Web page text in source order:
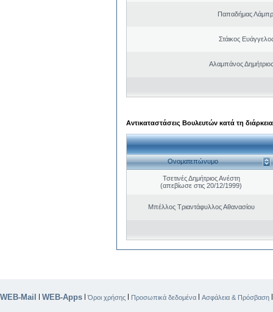
Παπαδήμας
Στάικος
Αλαμπάνος
Αντικαταστάσεις Βουλευτών κατά τη
Ονοματεπώνυμο
Τσετινές Δημήτριος Ανέστη
(απεβίωσε στις 20/12/1999)
Μπέλλος Τριαντάφυλλος Αθανασίου
WEB-Mail | WEB-Apps |Όροι χρήσης | Προσωπικά δεδομένα | Ασφάλεια & Πρόσβαση